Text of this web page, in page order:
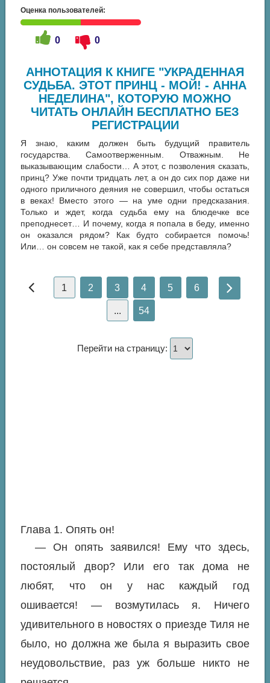
Оценка пользователей:
0 0
АННОТАЦИЯ К КНИГЕ "УКРАДЕННАЯ
СУДЬБА. ЭТОТ ПРИНЦ - МОЙ! - АННА
НЕДЕЛИНА", КОТОРУЮ МОЖНО
ЧИТАТЬ ОНЛАЙН БЕСПЛАТНО БЕЗ
РЕГИСТРАЦИИ
Я знаю, каким должен быть будущий правитель
государства. Самоотверженным. Отважным. Не
выказывающим слабости… А этот, с позволения сказать,
принц? Уже почти тридцать лет, а он до сих пор даже ни
одного приличного деяния не совершил, чтобы остаться
в веках! Вместо этого — на уме одни предсказания.
Только и ждет, когда судьба ему на блюдечке все
преподнесет… И почему, когда я попала в беду, именно
он оказался рядом? Как будто собирается помочь!
Или… он совсем не такой, как я себе представляла?
1 2 3 4 5 6
... 54
Перейти на страницу:
Глава 1. Опять он!
— Он опять заявился! Ему что здесь,
постоялый двор? Или его так дома не
любят, что он у нас каждый год
ошивается! — возмутилась я. Ничего
удивительного в новостях о приезде Тиля не
было, но должна же была я выразить свое
неудовольствие, раз уж больше никто не